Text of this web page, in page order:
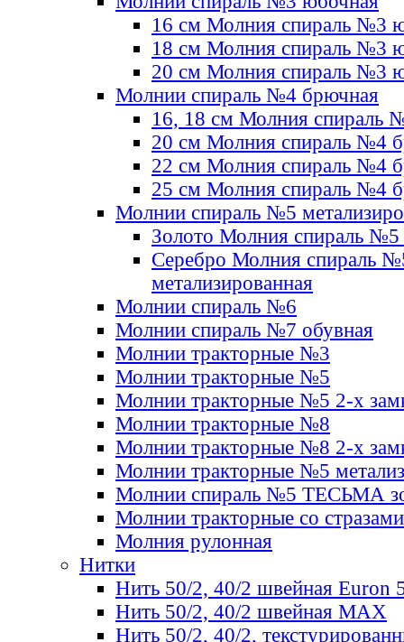
16 см Молния спираль №3
18 см Молния спираль №3
20 см Молния спираль №3
Молнии спираль №4 брючная
16, 18 см Молния спираль
20 см Молния спираль №4
22 см Молния спираль №4
25 см Молния спираль №4
Молнии спираль №5
Золото Молния спираль №5
Серебро Молния спираль
метализированная
Молнии спираль №6
Молнии спираль №7 обувная
Молнии тракторные №3
Молнии тракторные №5
Молнии тракторные №5 2-х
Молнии тракторные №8
Молнии тракторные №8 2-х
Молнии тракторные №5
Молнии спираль №5 ТЕСЬМА
Молнии тракторные со стразами
Молния рулонная
Нитки
Нить 50/2, 40/2 швейная Euron
Нить 50/2, 40/2 швейная МАХ
Нить 50/2, 40/2,